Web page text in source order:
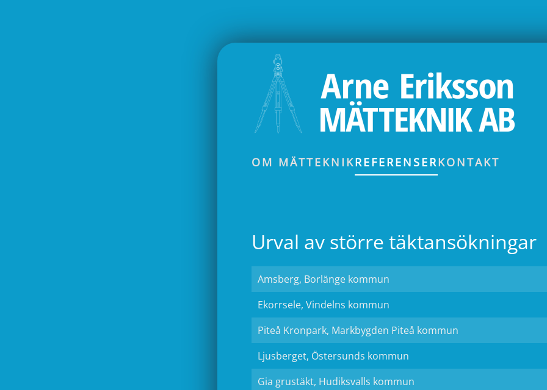
OM MÄTTEKNIKREFERENSERKONTAKT
Urval av större täktansökningar
Amsberg, Borlänge kommun
Ekorrsele, Vindelns kommun
Piteå Kronpark, Markbygden Piteå kommun
Ljusberget, Östersunds kommun
Gia grustäkt, Hudiksvalls kommun